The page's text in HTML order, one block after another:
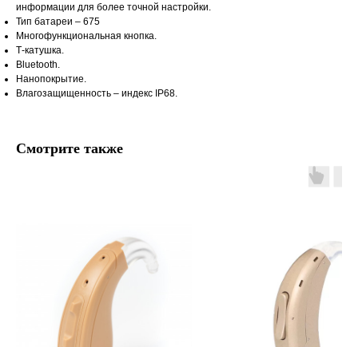
информации для более точной настройки.
Тип батареи – 675
Многофункциональная кнопка.
Т-катушка.
Bluetooth.
Нанопокрытие.
Влагозащищенность – индекс IP68.
Смотрите также